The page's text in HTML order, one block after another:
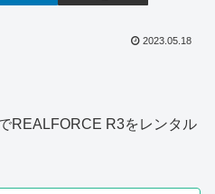
2023.05.18
REALFORCE R3をレンタル